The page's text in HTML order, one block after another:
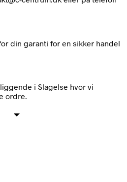
din garanti for en sikker handel
i Slagelse hvor vi
ordre.